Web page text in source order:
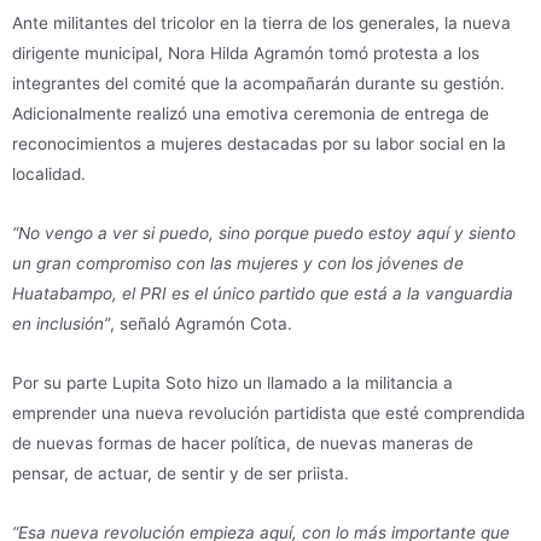
Ante militantes del tricolor en la tierra de los generales, la nueva
dirigente municipal, Nora Hilda Agramón tomó protesta a los
integrantes del comité que la acompañarán durante su gestión.
Adicionalmente realizó una emotiva ceremonia de entrega de
reconocimientos a mujeres destacadas por su labor social en la
localidad.
“No vengo a ver si puedo, sino porque puedo estoy aquí y siento
un gran compromiso con las mujeres y con los jóvenes de
Huatabampo, el PRI es el único partido que está a la vanguardia
en inclusión”, señaló Agramón Cota.
Por su parte Lupita Soto hizo un llamado a la militancia a
emprender una nueva revolución partidista que esté comprendida
de nuevas formas de hacer política, de nuevas maneras de
pensar, de actuar, de sentir y de ser priista.
“Esa nueva revolución empieza aquí, con lo más importante que